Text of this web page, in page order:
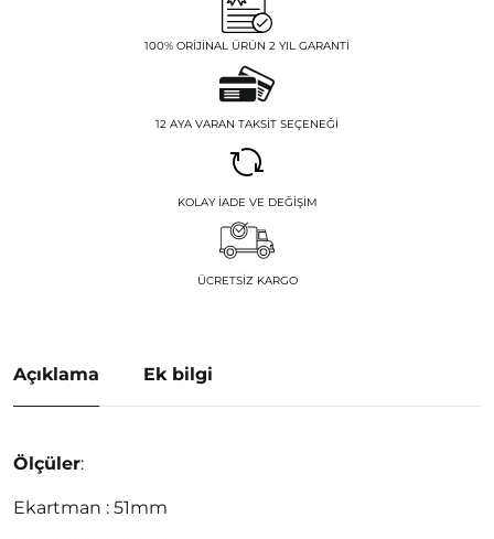
100% ORIJINAL ÜRÜN 2 YIL GARANTI
12 AYA VARAN TAKSIT SEÇENEĞI
KOLAY İADE VE DEĞIŞIM
ÜCRETSIZ KARGO
Açıklama Ek bilgi
Ölçüler:
Ekartman : 51mm